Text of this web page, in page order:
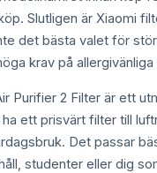
Slutligen är Xiaomi
det bästa valet för
krav på allergivänliga
Purifier 2 Filter är ett
ett prisvärt filter till
Det passar
studenter eller dig